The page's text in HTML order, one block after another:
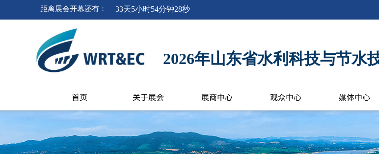
距离展会开幕还有 ： 33天5小时54分钟28秒
2026年山东省水利科技与节水
首页 关于展会 展商中心 观众中心 媒体中心